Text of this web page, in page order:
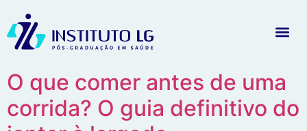
O que comer antes de uma
corrida? O guia definitivo do